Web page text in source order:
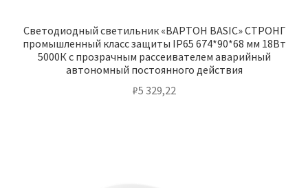
Светодиодный светильник «ВАРТОН BASIC» СТРОНГ
промышленный класс защиты IP65 674*90*68 мм 18Вт
5000К с прозрачным рассеивателем аварийный
автономный постоянного действия
₽5 329,22